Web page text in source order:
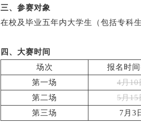
三、参赛对象
在校及毕业五年内大学生（包括专科
四、大赛时间
场次
报名时
第一场
4月10
第二场
5月15
第三场
7月3